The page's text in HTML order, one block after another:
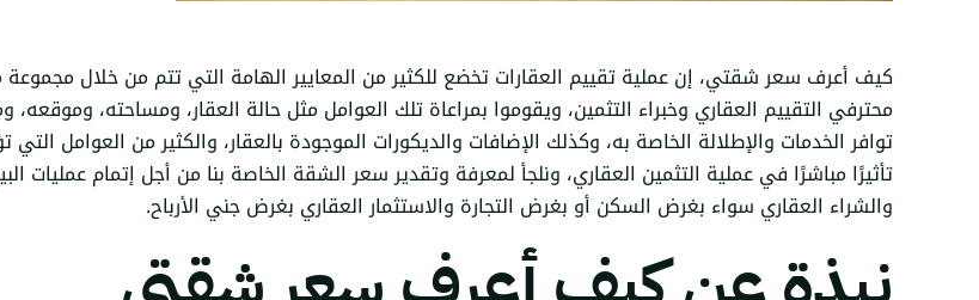
كيف أعرف سعر شقتي، إن عملية تقييم العقارات تخضع للكثير من المعايير الهامة التي تتم من خلال
محترفي التقييم العقاري وخبراء التثمين، ويقوموا بمراعاة تلك العوامل مثل حالة العقار، ومساحته، وموقعه،
توافر الخدمات والإطلالة الخاصة به، وكذلك الإضافات والديكورات الموجودة بالعقار، والكثير من العوامل التي
تأثيرًا مباشرًا في عملية التثمين العقاري، ونلجأ لمعرفة وتقدير سعر الشقة الخاصة بنا من أجل إتمام عمليات
والشراء العقاري سواء بغرض السكن أو بغرض التجارة والاستثمار العقاري بغرض جني الأرباح.